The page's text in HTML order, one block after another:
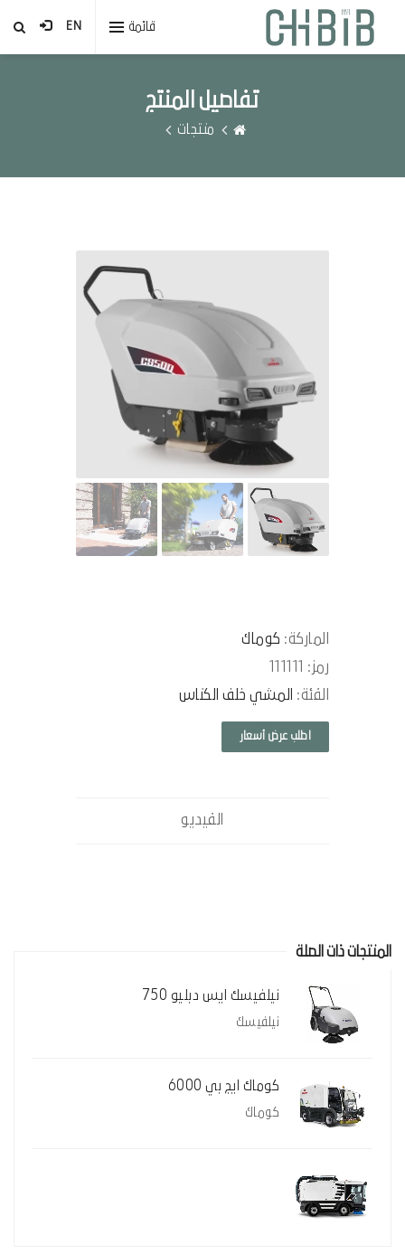
EN قائمة
تفاصيل المنتج
منتجات
الماركة: كوماك
رمز: 111111
الفئة: المشي خلف الكناس
اطلب عرض أسعار
الفيديو
المنتجات ذات الصلة
نيلفيسك ايس دبليو 750
نيلفيسك
كوماك ايج بي 6000
كوماك